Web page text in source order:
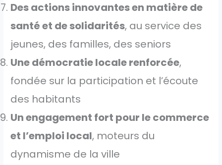
Des actions innovantes en matière de
santé et de solidarités, au service des
jeunes, des familles, des seniors
Une démocratie locale renforcée,
fondée sur la participation et l’écoute
des habitants
Un engagement fort pour le commerce
et l’emploi local, moteurs du
dynamisme de la ville